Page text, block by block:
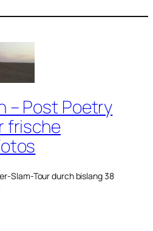
– Post Poetry
frische
Slam-Tour durch bislang 38